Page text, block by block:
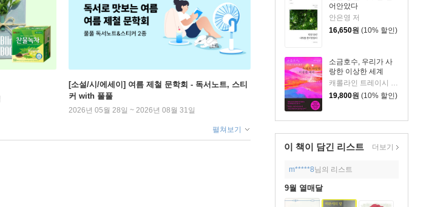
어안았다
안은영 저
16,650원 (10% 할인)
소금호수, 우리가 사
랑한 이상한 세계
캐롤라인 트레이시 저/김민정 역
19,800원 (10% 할인)
이 책이 담긴 리스트 더보기
m*****8님의 리스트
9월 열매달
[소설/시/에세이] 여름 제철 문학회 - 독서노트, 스티
커 with 풀풀
2026년 05월 28일 ~ 2026년 08월 31일
펼쳐보기